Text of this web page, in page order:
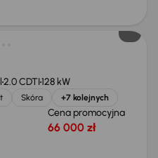
2.0 CDTI128 kW
Skóra +7 kolejnych
Cena promocyjna
66 000 zł